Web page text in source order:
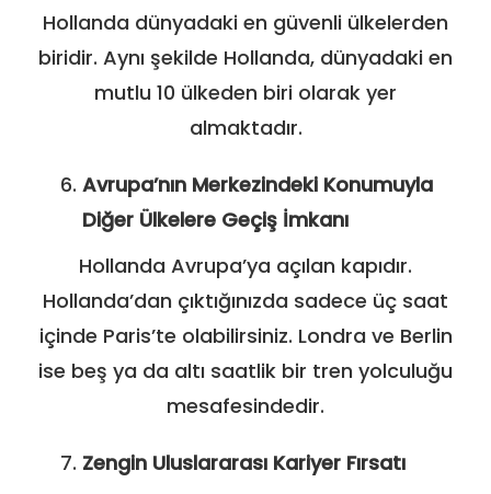
Hollanda dünyadaki en güvenli ülkelerden
biridir. Aynı şekilde Hollanda, dünyadaki en
mutlu 10 ülkeden biri olarak yer
almaktadır.
Avrupa’nın Merkezindeki Konumuyla
Diğer Ülkelere Geçiş İmkanı
Hollanda Avrupa’ya açılan kapıdır.
Hollanda’dan çıktığınızda sadece üç saat
içinde Paris’te olabilirsiniz. Londra ve Berlin
ise beş ya da altı saatlik bir tren yolculuğu
mesafesindedir.
Zengin Uluslararası Kariyer Fırsatı